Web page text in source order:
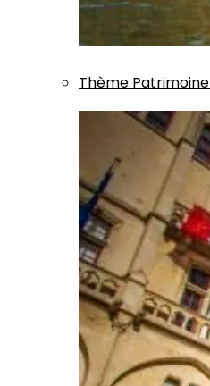
Thème Patrimoine